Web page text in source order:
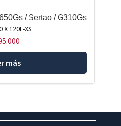
/ Sertao / G310Gs
X 120L-XS
más